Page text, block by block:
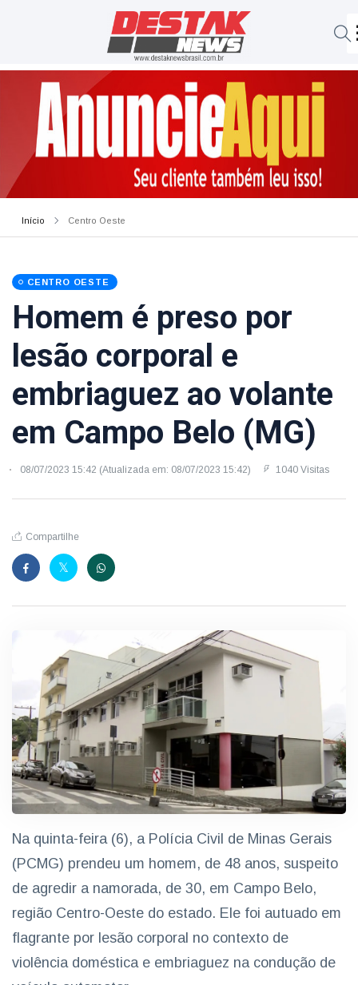
Início Centro Oeste
CENTRO OESTE
Homem é preso por
lesão corporal e
embriaguez ao volante
em Campo Belo (MG)
08/07/2023 15:42 (Atualizada em: 08/07/2023 15:42) 1040 Visitas
Compartilhe
Na quinta-feira (6), a Polícia Civil de Minas Gerais
(PCMG) prendeu um homem, de 48 anos, suspeito
de agredir a namorada, de 30, em Campo Belo,
região Centro-Oeste do estado. Ele foi autuado em
flagrante por lesão corporal no contexto de
violência doméstica e embriaguez na condução de